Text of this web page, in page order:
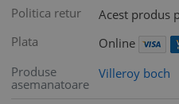
Politica retur
Acest produs
Plata
Online
Produse
asemanatoare
Villeroy boch